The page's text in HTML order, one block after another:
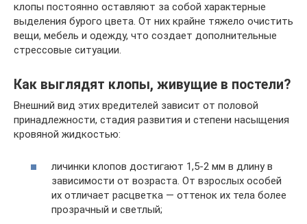
клопы постоянно оставляют за собой характерные
выделения бурого цвета. От них крайне тяжело очистить
вещи, мебель и одежду, что создает дополнительные
стрессовые ситуации.
Как выглядят клопы, живущие в постели?
Внешний вид этих вредителей зависит от половой
принадлежности, стадия развития и степени насыщения
кровяной жидкостью:
личинки клопов достигают 1,5-2 мм в длину в
зависимости от возраста. От взрослых особей
их отличает расцветка — оттенок их тела более
прозрачный и светлый;